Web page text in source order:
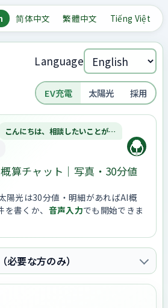
简体中文 繁體中文 Tiếng Việt
Language
EV充電 太陽光 採用
こんにちは、相談したいことが…
算チャット｜写真・30分値
陽光は30分値・明細があればAI概
書くか、 音声入力でも開始できま
要な方のみ）